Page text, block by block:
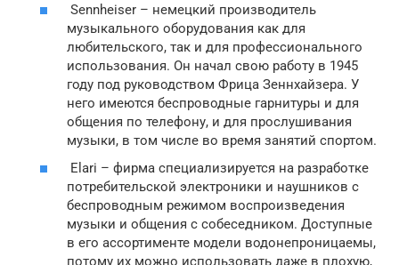
Sennheiser – немецкий производитель
музыкального оборудования как для
любительского, так и для профессионального
использования. Он начал свою работу в 1945
году под руководством Фрица Зеннхайзера. У
него имеются беспроводные гарнитуры и для
общения по телефону, и для прослушивания
музыки, в том числе во время занятий спортом.
Elari – фирма специализируется на разработке
потребительской электроники и наушников с
беспроводным режимом воспроизведения
музыки и общения с собеседником. Доступные
в его ассортименте модели водонепроницаемы,
потому их можно использовать даже в плохую,